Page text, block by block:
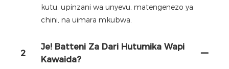
kutu, upinzani wa unyevu, matengenezo ya
chini, na uimara mkubwa.
2
Je! Batteni Za Dari Hutumika Wapi
Kawaida?